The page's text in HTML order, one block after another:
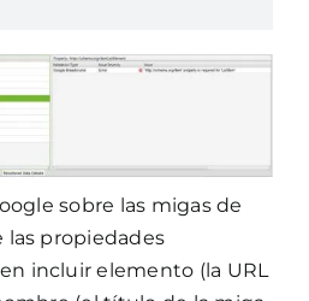
sobre las migas de
las propiedades
incluir elemento (la URL